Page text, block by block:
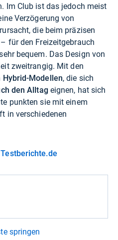
Im Club ist das jedoch meist
Verzögerung von
die beim präzisen
für den Freizeitgebrauch
bequem. Das Design von
zweitrangig. Mit den
Hybrid-Modellen, die sich
den Alltag eignen, hat sich
punkten sie mit einem
in verschiedenen
springen